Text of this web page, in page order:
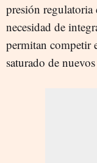
presión regulatoria
necesidad de
permitan competir
saturado de